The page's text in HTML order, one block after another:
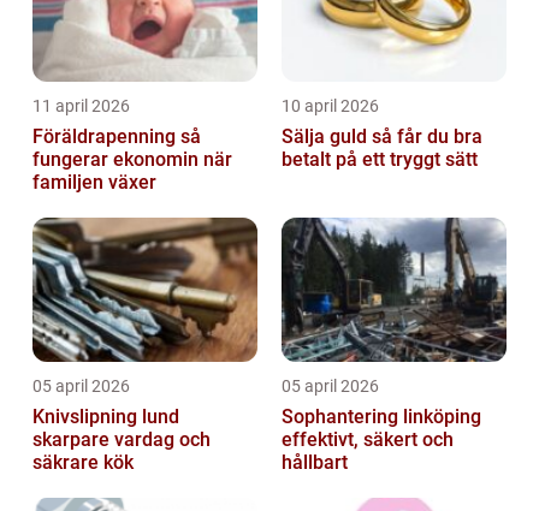
11 april 2026
Föräldrapenning så
fungerar ekonomin när
familjen växer
10 april 2026
Sälja guld så får du bra
betalt på ett tryggt sätt
05 april 2026
Knivslipning lund
skarpare vardag och
säkrare kök
05 april 2026
Sophantering linköping
effektivt, säkert och
hållbart